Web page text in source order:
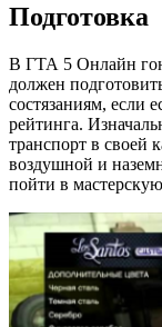
Подготовка
В ГТА 5 Онлайн
должен
состязаниям, если
рейтинга.
транспорт в своей
воздушной и
пойти в